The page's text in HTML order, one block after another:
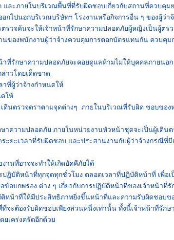
และภายในบริเวณพื้นที่ที่รับผิดชอบเกี่ยวกับสถานที่ควบคุม
กไปนอกบริเวณบริษัทฯ โรงงานหรือกิจการอื่น ๆ ของผู้ว่า
รวจค้นจะให้เจ้าหน้าที่รักษาความปลอดภัยผู้หญิงเป็นผู้ตร
นของพนักงานผู้ว่าจ้างควบคุมการตอกบัตรแทนกัน ควบคุม
าที่รักษาความปลอดภัยจะคอยดูแลห้ามไม่ให้บุคคลภายนอ
าวโดยเด็ดขาด
าที่ผู้ว่าจ้างกำหนดให้
ให้
ดินตรวจตราตามจุดต่างๆ ภายในบริเวณที่รับผิด ชอบขอ
ความปลอดภัย ภายในหน่วยงานหัวหน้าชุดจะเป็นผู้เดิน
ยะเวลาที่รับผิดชอบ และประสานงานกับผู้ว่าจ้างกรณีที่
านที่อาจจะทำให้เกิดอัคคีภัยได้
ฏิบัติหน้าที่ทุกจุดทุกชั่วโมง ตลอดเวลาที่ปฏิบัติหน้าที่ เพื่อเ
อบกพร่อง ต่าง ๆ เกี่ยวกับการปฏิบัติหน้าที่ของเจ้าหน้าที่รั
หน้าที่ให้มีประสิทธิภาพยิ่งขึ้นหน้าที่และความรับผิดชอบข
จะต้องรับผิดชอบเพียงส่วนหนึ่งเท่านั้น ทั้งนี้เจ้าหน้าที่รัก
เคร่งครัดอีกด้วย